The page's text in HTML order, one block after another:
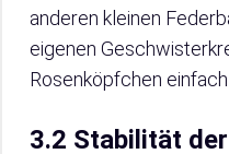
anderen kleinen
eigenen
Rosenköpfchen
3.2 Stabilität